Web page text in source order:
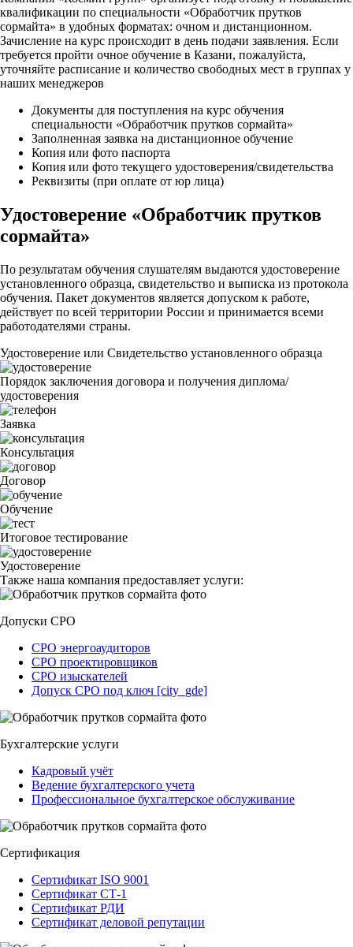
квалификации по специальности «Обработчик прутков
сормайта» в удобных форматах: очном и дистанционном.
Зачисление на курс происходит в день подачи заявления. Если
требуется пройти очное обучение в Казани, пожалуйста,
уточняйте расписание и количество свободных мест в группах у
наших менеджеров
Документы для поступления на курс обучения
специальности «Обработчик прутков сормайта»
Заполненная заявка на дистанционное обучение
Копия или фото паспорта
Копия или фото текущего удостоверения/свидетельства
Реквизиты (при оплате от юр лица)
Удостоверение «Обработчик прутков
сормайта»
По результатам обучения слушателям выдаются удостоверение
установленного образца, свидетельство и выписка из протокола
обучения. Пакет документов является допуском к работе,
действует по всей территории России и принимается всеми
работодателями страны.
Удостоверение или Свидетельство установленного образца
Порядок заключения договора и получения диплома/
удостоверения
Заявка
Консультация
Договор
Обучение
Итоговое тестирование
Удостоверение
Также наша компания предоставляет услуги:
Допуски СРО
СРО энергоаудиторов
СРО проектировщиков
СРО изыскателей
Допуск СРО под ключ [city_gde]
Бухгалтерские услуги
Кадровый учёт
Ведение бухгалтерского учета
Профессиональное бухгалтерское обслуживание
Сертификация
Сертификат ISO 9001
Сертификат СТ-1
Сертификат РДИ
Сертификат деловой репутации